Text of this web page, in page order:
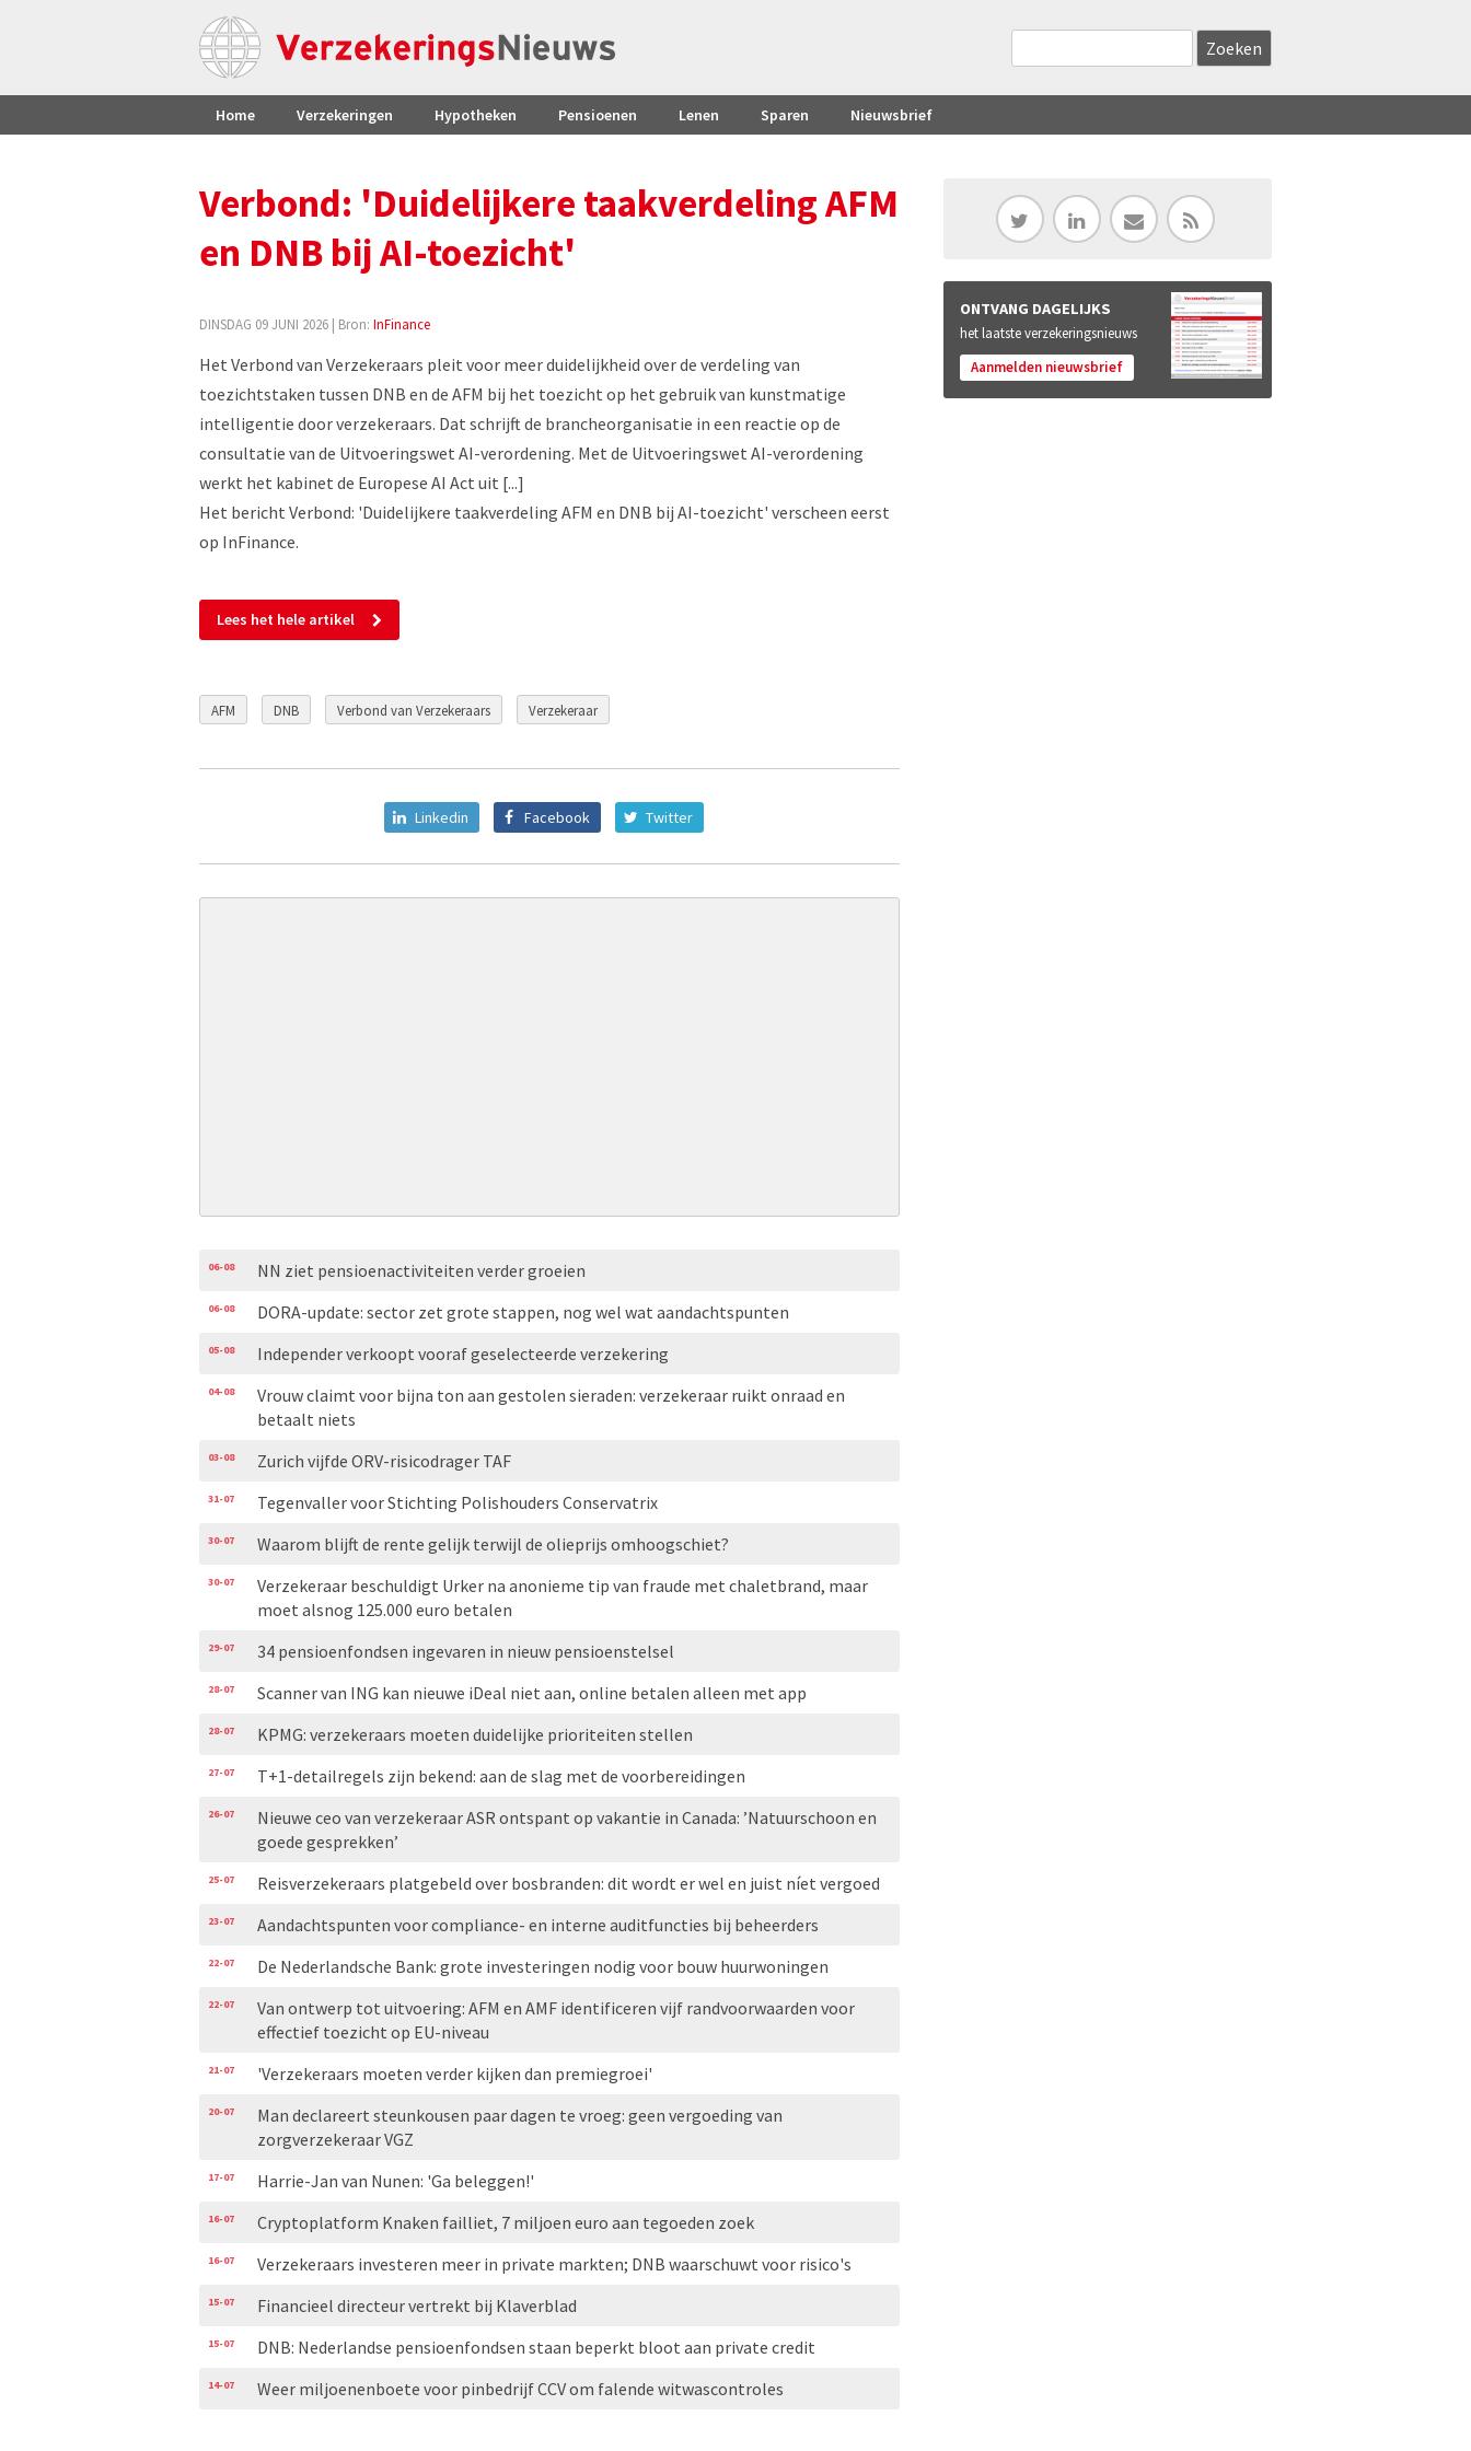
Home Verzekeringen Hypotheken Pensioenen Lenen Sparen Nieuwsbrief
Verbond: 'Duidelijkere taakverdeling AFM
en DNB bij AI-toezicht'
DINSDAG 09 JUNI 2026 | Bron: InFinance
Het Verbond van Verzekeraars pleit voor meer duidelijkheid over de verdeling van
toezichtstaken tussen DNB en de AFM bij het toezicht op het gebruik van kunstmatige
intelligentie door verzekeraars. Dat schrijft de brancheorganisatie in een reactie op de
consultatie van de Uitvoeringswet AI-verordening. Met de Uitvoeringswet AI-verordening
werkt het kabinet de Europese AI Act uit [...]
Het bericht Verbond: 'Duidelijkere taakverdeling AFM en DNB bij AI-toezicht' verscheen eerst
op InFinance.
Lees het hele artikel
AFM DNB Verbond van Verzekeraars Verzekeraar
Linkedin Facebook Twitter
06-08 NN ziet pensioenactiviteiten verder groeien
06-08 DORA-update: sector zet grote stappen, nog wel wat aandachtspunten
05-08 Independer verkoopt vooraf geselecteerde verzekering
04-08
Vrouw claimt voor bijna ton aan gestolen sieraden: verzekeraar ruikt onraad en
betaalt niets
03-08 Zurich vijfde ORV-risicodrager TAF
31-07 Tegenvaller voor Stichting Polishouders Conservatrix
30-07 Waarom blijft de rente gelijk terwijl de olieprijs omhoogschiet?
30-07
Verzekeraar beschuldigt Urker na anonieme tip van fraude met chaletbrand, maar
moet alsnog 125.000 euro betalen
29-07 34 pensioenfondsen ingevaren in nieuw pensioenstelsel
28-07 Scanner van ING kan nieuwe iDeal niet aan, online betalen alleen met app
28-07 KPMG: verzekeraars moeten duidelijke prioriteiten stellen
27-07 T+1-detailregels zijn bekend: aan de slag met de voorbereidingen
26-07
Nieuwe ceo van verzekeraar ASR ontspant op vakantie in Canada: ’Natuurschoon en
goede gesprekken’
25-07 Reisverzekeraars platgebeld over bosbranden: dit wordt er wel en juist níet vergoed
23-07 Aandachtspunten voor compliance- en interne auditfuncties bij beheerders
22-07 De Nederlandsche Bank: grote investeringen nodig voor bouw huurwoningen
22-07
Van ontwerp tot uitvoering: AFM en AMF identificeren vijf randvoorwaarden voor
effectief toezicht op EU-niveau
21-07 'Verzekeraars moeten verder kijken dan premiegroei'
20-07
Man declareert steunkousen paar dagen te vroeg: geen vergoeding van
zorgverzekeraar VGZ
17-07 Harrie-Jan van Nunen: 'Ga beleggen!'
16-07 Cryptoplatform Knaken failliet, 7 miljoen euro aan tegoeden zoek
16-07 Verzekeraars investeren meer in private markten; DNB waarschuwt voor risico's
15-07 Financieel directeur vertrekt bij Klaverblad
15-07 DNB: Nederlandse pensioenfondsen staan beperkt bloot aan private credit
14-07 Weer miljoenenboete voor pinbedrijf CCV om falende witwascontroles
ONTVANG DAGELIJKS
het laatste verzekeringsnieuws
Aanmelden nieuwsbrief